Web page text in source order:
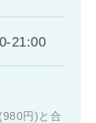
21:00
円)と合